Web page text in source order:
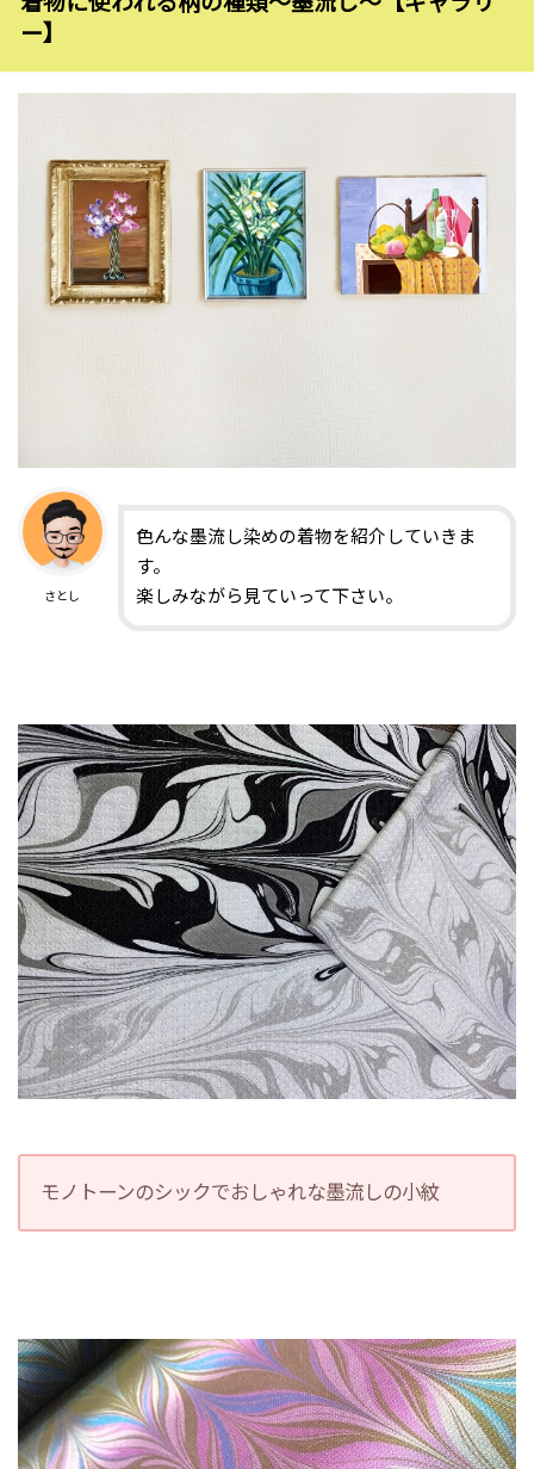
ー】
さとし
色んな墨流し染めの着物を紹介していきま
す。
楽しみながら見ていって下さい。
モノトーンのシックでおしゃれな墨流しの小紋